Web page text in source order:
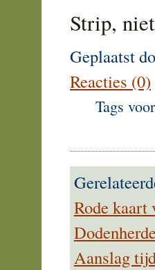
Strip,
Geplaatst
Reacties (0)
Tags
Rode kaart
Aanslag